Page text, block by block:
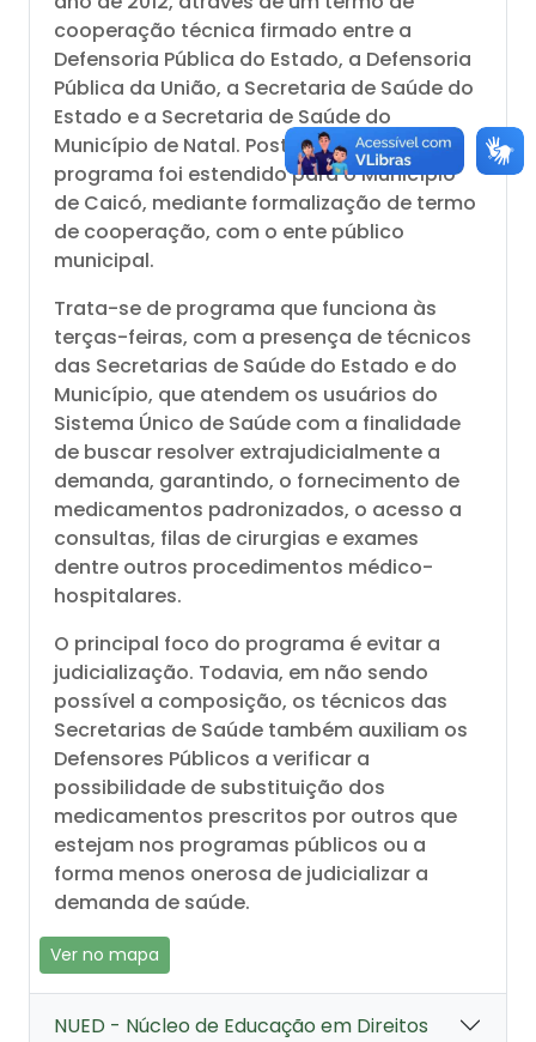
cooperação técnica firmado entre a
Defensoria Pública do Estado, a Defensoria
Pública da União, a Secretaria de Saúde do
Estado e a Secretaria de Saúde do
Município de Natal. Posteriormente, o
programa foi estendido para o Município
de Caicó, mediante formalização de termo
de cooperação, com o ente público
municipal.
Trata-se de programa que funciona às
terças-feiras, com a presença de técnicos
das Secretarias de Saúde do Estado e do
Município, que atendem os usuários do
Sistema Único de Saúde com a finalidade
de buscar resolver extrajudicialmente a
demanda, garantindo, o fornecimento de
medicamentos padronizados, o acesso a
consultas, filas de cirurgias e exames
dentre outros procedimentos médico-
hospitalares.
O principal foco do programa é evitar a
judicialização. Todavia, em não sendo
possível a composição, os técnicos das
Secretarias de Saúde também auxiliam os
Defensores Públicos a verificar a
possibilidade de substituição dos
medicamentos prescritos por outros que
estejam nos programas públicos ou a
forma menos onerosa de judicializar a
demanda de saúde.
Ver no mapa
NUED - Núcleo de Educação em Direitos